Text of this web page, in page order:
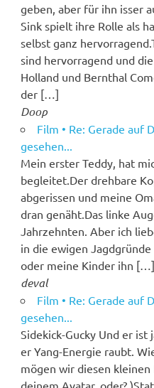
geben, aber für ihn isser
Sink spielt ihre Rolle als
selbst ganz
sind hervorragend und
Holland und Bernthal
der […]
Doop
Film • Re: Gerade auf
gesehen...
Mein erster Teddy, hat
begleitet.Der drehbare
abgerissen und meine
dran genäht.Das linke
Jahrzehnten. Aber ich
in die ewigen
oder meine Kinder ihn […]
deval
Film • Re: Gerade auf
gesehen...
Sidekick-Gucky Und er
er Yang-Energie raubt.
mögen wir diesen kleinen